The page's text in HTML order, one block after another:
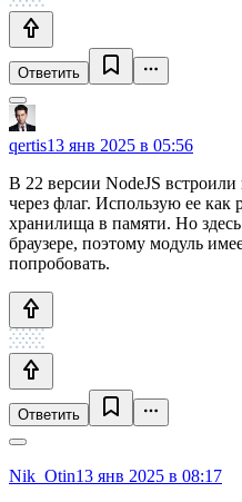
Ответить
qertis13 янв 2025 в 05:56
В 22 версии NodeJS
через флаг. Использую ее как
хранилища в памяти. Но
браузере, поэтому модуль
попробовать.
Ответить
Nik_Otin13 янв 2025 в 08:17